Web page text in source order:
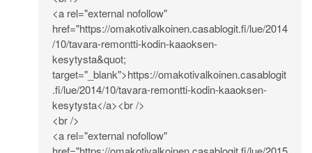
<a rel="external nofollow"
href="https://omakotivalkoinen.casablogit.fi/lue/2014
/10/tavara-remontti-kodin-kaaoksen-
kesytysta&quot;
target="_blank">https://omakotivalkoinen.casablogit
.fi/lue/2014/10/tavara-remontti-kodin-kaaoksen-
kesytysta</a><br/>
<br />
<a rel="external nofollow"